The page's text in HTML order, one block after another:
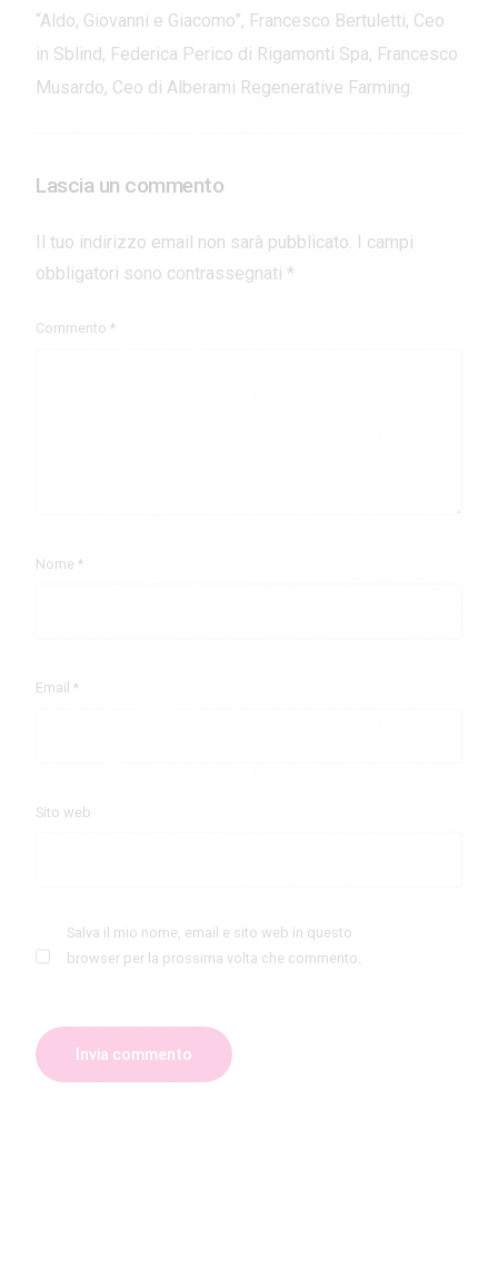
“Aldo, Giovanni e Giacomo”, Francesco Bertuletti, Ceo
in Sblind, Federica Perico di Rigamonti Spa, Francesco
Musardo, Ceo di Alberami Regenerative Farming.
Lascia un commento
Il tuo indirizzo email non sarà pubblicato.
I campi
obbligatori sono contrassegnati*
Commento*
Nome*
Email*
Sito web
Salva il mio nome, email e sito web in questo
browser per la prossima volta che commento.